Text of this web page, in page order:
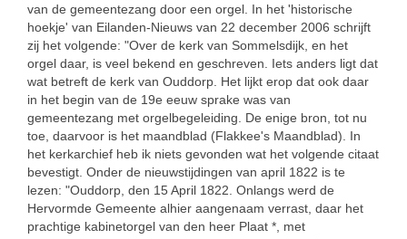
van de gemeentezang door een orgel. In het 'historische
hoekje' van Eilanden-Nieuws van 22 december 2006 schrijft
zij het volgende: "Over de kerk van Sommelsdijk, en het
orgel daar, is veel bekend en geschreven. Iets anders ligt dat
wat betreft de kerk van Ouddorp. Het lijkt erop dat ook daar
in het begin van de 19e eeuw sprake was van
gemeentezang met orgelbegeleiding. De enige bron, tot nu
toe, daarvoor is het maandblad (Flakkee's Maandblad). In
het kerkarchief heb ik niets gevonden wat het volgende citaat
bevestigt. Onder de nieuwstijdingen van april 1822 is te
lezen: "Ouddorp, den 15 April 1822. Onlangs werd de
Hervormde Gemeente alhier aangenaam verrast, daar het
prachtige kabinetorgel van den heer Plaat *, met